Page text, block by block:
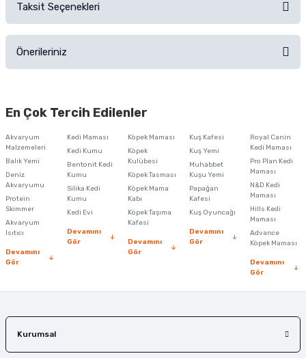
Ürünü Satın Al ve Yorumla
Taksit Seçenekleri
Önerileriniz
iletebilirsiniz.
Ürün resmi kalitesiz, bozuk veya görüntülenemiyor.
Ürün açıklamasında eksik bilgiler bulunuyor.
Ürün bilgilerinde hatalar bulunuyor.
Ürün fiyatı diğer sitelerden daha pahalı.
Bu ürüne benzer farklı alternatifler olmalı.
En Çok Tercih Edilenler
Akvaryum
Malzemeleri
Balık Yemi
Deniz
Akvaryumu
Protein
Skimmer
Akvaryum
Isıtıcı
Devamını
Gör
Kedi Maması
Kedi Kumu
Bentonit Kedi
Kumu
Silika Kedi
Kumu
Kedi Evi
Devamını
Gör
Köpek Maması
Köpek
Kulübesi
Köpek Tasması
Köpek Mama
Kabı
Köpek Taşıma
Kafesi
Devamını
Gör
Kuş Kafesi
Kuş Yemi
Muhabbet
Kuşu Yemi
Papağan
Kafesi
Kuş Oyuncağı
Devamını
Gör
Royal Canin
Kedi Maması
Pro Plan Kedi
Maması
N&D Kedi
Maması
Hills Kedi
Maması
Advance
Köpek Maması
Devamını
Gör
Kurumsal